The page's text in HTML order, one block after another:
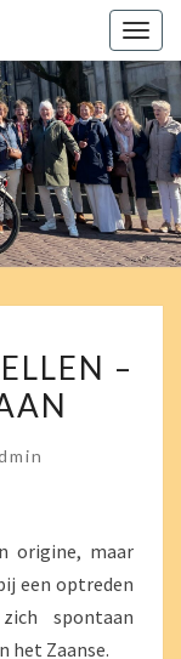
–
origine, maar
een optreden
spontaan
het Zaanse.